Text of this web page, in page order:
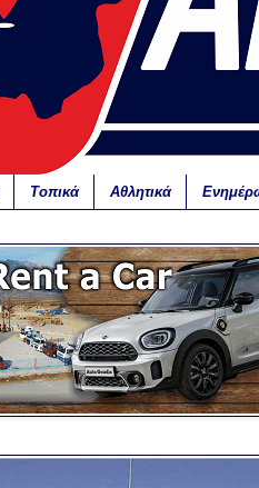
Τοπικά Αθλητικά